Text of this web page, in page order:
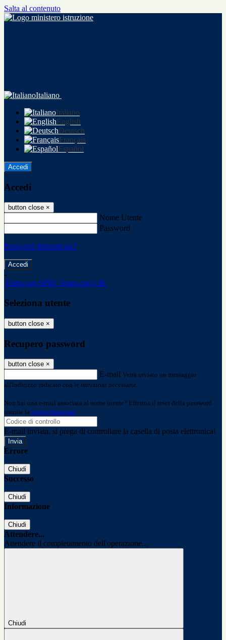
Salta al contenuto
Italiano
Italiano
English
Deutsch
Français
Español
Accedi
Accedi
button close ×
Nome Utente
Password
Password dimenticata?
-
Entra con SPID Entra con CIE
Seleziona utente
button close ×
Recupero password
button close ×
E-mail Verrà inviato un messaggio
all'indirizzo indicato con le istruzioni necessarie.
Non hai una e-mail associata al nome utente? Effettua il reset della password
tramite la Login Spaggiari
E-mail inviata, si prega di controllare la casella di posta elettronica!
Errore
Chiudi
Successo
Chiudi
Informazione
Chiudi
Attendere...
Attendere il completamento dell'operazione...
Chiudi